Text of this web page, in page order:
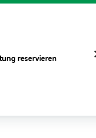
reservieren